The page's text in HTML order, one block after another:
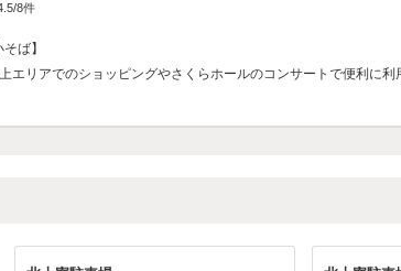
/8件
ば】
エリアでのショッピングやさくらホールのコンサートで便利に利